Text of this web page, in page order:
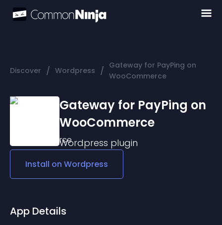
Discover / Wordpress / Gateway for PayPing on
WooCommerce
Gateway for PayPing on
WooCommerce
Wordpress plugin
Install on Wordpress
App Details